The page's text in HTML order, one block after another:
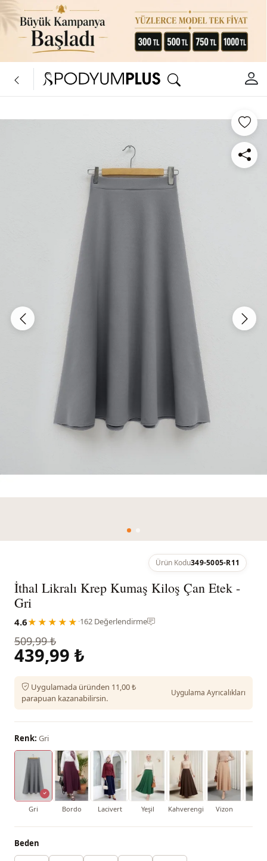
Ürün Kodu349-5005-R11
İthal Likralı Krep Kumaş Kiloş Çan Etek -
Gri
4.6★★★★★ ·162 Değerlendirme
509,99 ₺
439,99 ₺
Uygulamada üründen 11,00 ₺
parapuan kazanabilirsin.
Uygulama Ayrıcalıkları
Renk: Gri
Gri Bordo Lacivert Yeşil Kahverengi Vizon
Beden